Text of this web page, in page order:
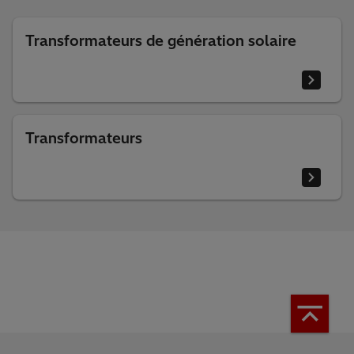
Transformateurs de génération solaire
Transformateurs